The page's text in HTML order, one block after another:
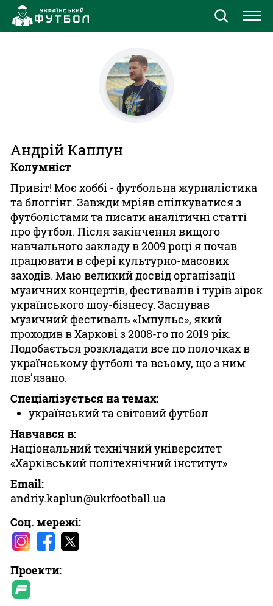
Збірна
Єврокубки
2 ліга
Різне
Букмекери
Казино
Андрій Каплун
Колумніст
Привіт! Моє хоббі - футбольна журналістика
та блоггінг. Завжди мріяв спілкуватися з
футболістами та писати аналітичні статті
про футбол. Після закінчення вищого
навчального закладу в 2009 році я почав
працювати в сфері культурно-масових
заходів. Маю великий досвід організації
музичних концертів, фестивалів і турів зірок
українського шоу-бізнесу. Заснував
музичний фестиваль «Імпульс», який
проходив в Харкові з 2008-го по 2019 рік.
Подобається розкладати все по полочках в
українському футболі та всьому, що з ним
пов’язано.
Спеціалізується на темах:
український та світовий футбол
Навчався в:
Національний технічний університет
«Харківський політехнічний інститут»
Email:
andriy.kaplun@ukrfootball.ua
Соц. мережі:
Проекти: